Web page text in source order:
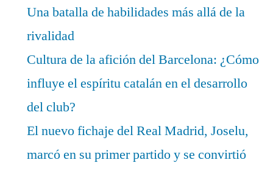
Una batalla de habilidades más allá de la
rivalidad
Cultura de la afición del Barcelona: ¿Cómo
influye el espíritu catalán en el desarrollo
del club?
El nuevo fichaje del Real Madrid, Joselu,
marcó en su primer partido y se convirtió